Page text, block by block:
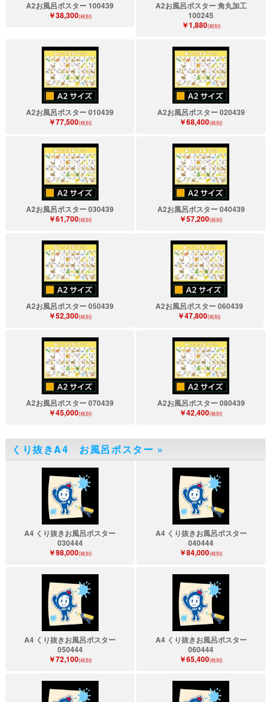
A2お風呂ポスター 100439
￥38,300(税別)
A2お風呂ポスター 角丸加工
100245
￥1,880(税別)
A2お風呂ポスター 010439
￥77,500(税別)
A2お風呂ポスター 020439
￥68,400(税別)
A2お風呂ポスター 030439
￥61,700(税別)
A2お風呂ポスター 040439
￥57,200(税別)
A2お風呂ポスター 050439
￥52,300(税別)
A2お風呂ポスター 060439
￥47,800(税別)
A2お風呂ポスター 070439
￥45,000(税別)
A2お風呂ポスター 080439
￥42,400(税別)
くり抜きA4 お風呂ポスター »
A4 くり抜きお風呂ポスター
030444
￥98,000(税別)
A4 くり抜きお風呂ポスター
040444
￥84,000(税別)
A4 くり抜きお風呂ポスター
050444
￥72,100(税別)
A4 くり抜きお風呂ポスター
060444
￥65,400(税別)